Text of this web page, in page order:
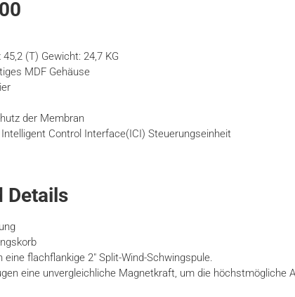
(T) Gewicht: 24,7 KG
MDF Gehäuse
der Membran
Control Interface(ICI) Steuerungseinheit
Details
flachflankige 2″ Split-Wind-Schwingspule.
eine unvergleichliche Magnetkraft, um die höchstmögliche